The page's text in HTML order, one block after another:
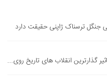
جنگل ترسناک ژاپنی حقیقت دارد
گذارترین انقلاب های تاریخ روی...